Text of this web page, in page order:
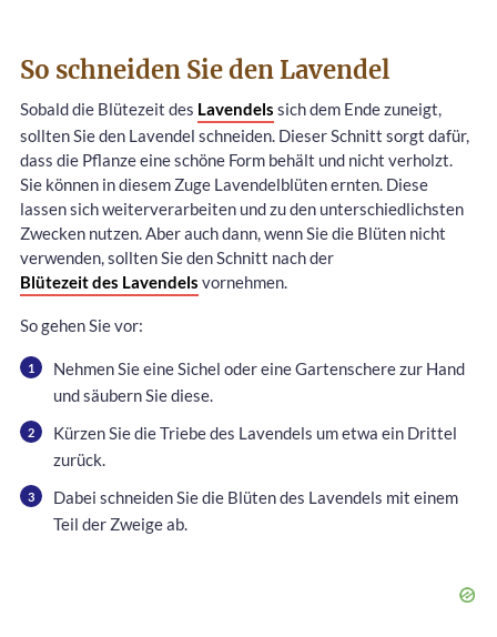
So schneiden Sie den Lavendel
Sobald die Blütezeit des Lavendels sich dem Ende zuneigt,
sollten Sie den Lavendel schneiden. Dieser Schnitt sorgt dafür,
dass die Pflanze eine schöne Form behält und nicht verholzt.
Sie können in diesem Zuge Lavendelblüten ernten. Diese
lassen sich weiterverarbeiten und zu den unterschiedlichsten
Zwecken nutzen. Aber auch dann, wenn Sie die Blüten nicht
verwenden, sollten Sie den Schnitt nach der
Blütezeit des Lavendels vornehmen.
So gehen Sie vor:
Nehmen Sie eine Sichel oder eine Gartenschere zur Hand
und säubern Sie diese.
Kürzen Sie die Triebe des Lavendels um etwa ein Drittel
zurück.
Dabei schneiden Sie die Blüten des Lavendels mit einem
Teil der Zweige ab.